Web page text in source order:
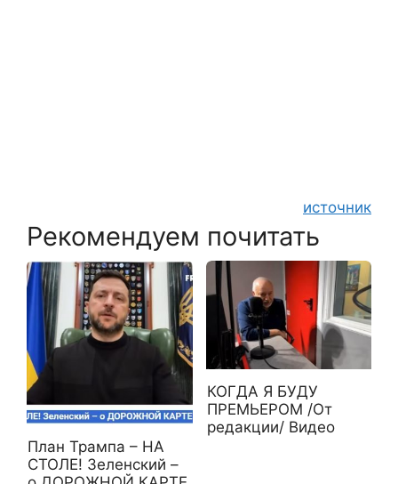
источник
Рекомендуем почитать
План Трампа – НА
СТОЛЕ! Зеленский –
КОГДА Я БУДУ
ПРЕМЬЕРОМ /От
редакции/ Видео